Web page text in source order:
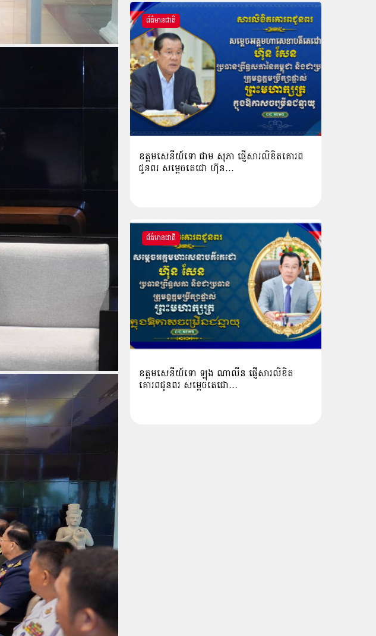
ព័ត៌មានជាតិ
ឧត្តមសេនីយ៍ទោ ជាម សុភា ផ្ញើសារលិខិតគោរព
ជូនពរ សម្ដេចតេជោ ហ៊ុន…
ព័ត៌មានជាតិ
ឧត្ដមសេនីយ៍ទោ ឡុង ណាលីន ផ្ញើសារលិខិត
គោរពជូនពរ សម្ដេចតេជោ…